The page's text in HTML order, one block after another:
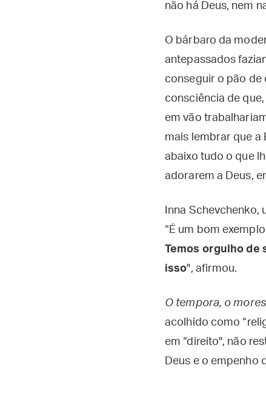
não há Deus, nem
O bárbaro da
antepassados
conseguir o pão de
consciência de
em vão
mais lembrar que a
abaixo tudo o que
adorarem a Deus,
Inna
“É um bom
Temos orgulho de
isso", afirmou.
O tempora, o
acolhido como
em “direito", não
Deus e o empenho